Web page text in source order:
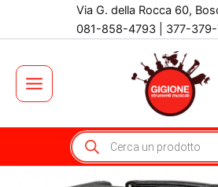
Via G. della Rocca 60,
081-858-4793 | 377-379-
Main
Menu
Products
search